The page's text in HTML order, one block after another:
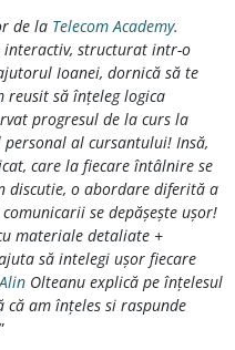
de la Telecom Academy.
structurat intr-o
Ioanei, dornică să te
reusit să înțeleg logica
progresul de la curs la
al cursantului! Insă,
care la fiecare întâlnire se
discutie, o abordare diferită a
se depășește ușor!
materiale detaliate +
să intelegi ușor fiecare
Olteanu explică pe înțelesul
am înțeles si raspunde
”